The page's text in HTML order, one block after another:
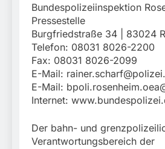
Bundespolizeiinspektion
Pressestelle
Burgfriedstraße 34 | 83024
Telefon: 08031 8026-2200
Fax: 08031 8026-2099
E-Mail:
E-Mail:
Internet:
Der bahn- und
Verantwortungsbereich der